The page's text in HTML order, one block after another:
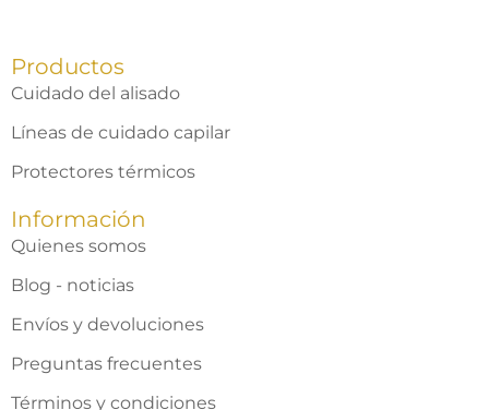
Productos
Cuidado del alisado
Líneas de cuidado capilar
Protectores térmicos
Información
Quienes somos
Blog - noticias
Envíos y devoluciones
Preguntas frecuentes
Términos y condiciones